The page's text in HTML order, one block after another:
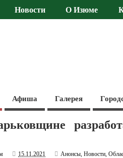
Новости О Изюме
Афиша Галерея
15.11.2021 Анонсы,Новости,